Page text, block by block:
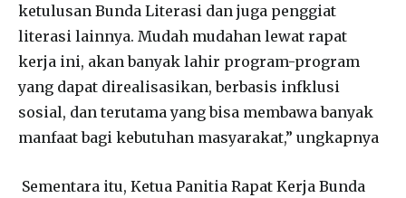
ketulusan Bunda Literasi dan juga penggiat
literasi lainnya. Mudah mudahan lewat rapat
kerja ini, akan banyak lahir program-program
yang dapat direalisasikan, berbasis infklusi
sosial, dan terutama yang bisa membawa banyak
manfaat bagi kebutuhan masyarakat,” ungkapnya
Sementara itu, Ketua Panitia Rapat Kerja Bunda